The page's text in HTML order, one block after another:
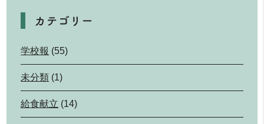
カテゴリー
学校報 (55)
未分類 (1)
給食献立 (14)